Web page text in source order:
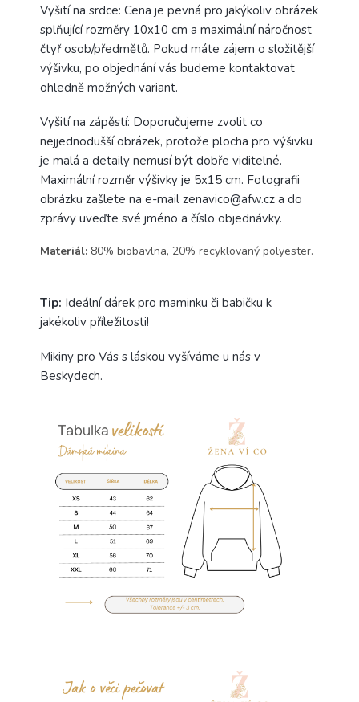
Vyšití na srdce: Cena je pevná pro jakýkoliv obrázek
splňující rozměry 10x10 cm a maximální náročnost
čtyř osob/předmětů. Pokud máte zájem o složitější
výšivku, po objednání vás budeme kontaktovat
ohledně možných variant.
Vyšití na zápěstí: Doporučujeme zvolit co
nejjednodušší obrázek, protože plocha pro výšivku
je malá a detaily nemusí být dobře viditelné.
Maximální rozměr výšivky je 5x15 cm. Fotografii
obrázku zašlete na e-mail zenavico@afw.cz a do
zprávy uveďte své jméno a číslo objednávky.
Materiál: 80% biobavlna, 20% recyklovaný polyester.
Tip: Ideální dárek pro maminku či babičku k
jakékoliv příležitosti!
Mikiny pro Vás s láskou vyšíváme u nás v
Beskydech.